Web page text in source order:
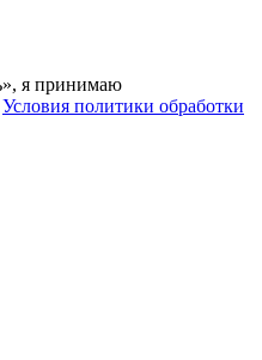
я принимаю
Условия политики обработки